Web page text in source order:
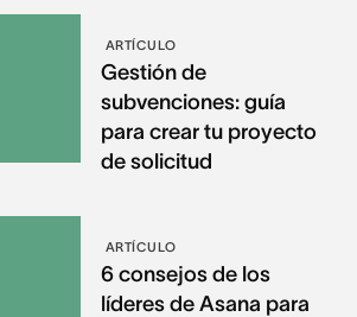
ARTÍCULO
Gestión de
subvenciones: guía
para crear tu proyecto
de solicitud
ARTÍCULO
6 consejos de los
líderes de Asana para